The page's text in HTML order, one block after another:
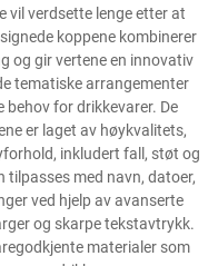
vil verdsette lenge etter at
koppene kombinerer
og gir vertene en innovativ
tematiske arrangementer
for drikkevarer. De
er laget av høykvalitets,
inkludert fall, støt og
med navn, datoer,
ved hjelp av avanserte
og skarpe tekstavtrykk.
materialer som